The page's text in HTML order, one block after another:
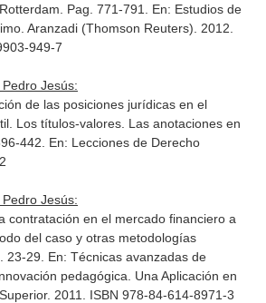
Pag. 771-791. En: Estudios de
. Aranzadi (Thomson Reuters). 2012.
949-7
Jesús:
de las posiciones jurídicas en el
Los títulos-valores. Las anotaciones en
442. En: Lecciones de Derecho
Jesús:
contratación en el mercado financiero a
del caso y otras metodologías
23-29. En: Técnicas avanzadas de
pedagógica. Una Aplicación en
. 2011. ISBN 978-84-614-8971-3